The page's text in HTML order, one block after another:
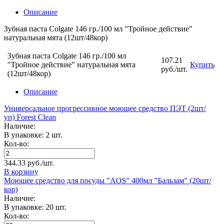
Описание
Зубная паста Colgate 146 гр./100 мл "Тройное действие"
натуральная мята (12шт/48кор)
Зубная паста Colgate 146 гр./100 мл
"Тройное действие" натуральная мята
(12шт/48кор)
107.21
руб./шт.
Купить
Описание
Универсальное прогрессивное моющее средство ПЭТ (2шт/
уп) Forest Clean
Наличие:
В упаковке: 2 шт.
Кол-во:
344.33 руб./шт.
В корзину
Моющее средство для посуды "AOS" 400мл "Бальзам" (20шт/
кор)
Наличие:
В упаковке: 20 шт.
Кол-во: